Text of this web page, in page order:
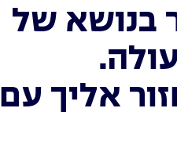
בנושא של
אליך עם